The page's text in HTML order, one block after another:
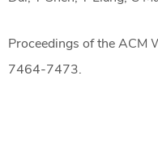
Proceedings of the
7464-7473.